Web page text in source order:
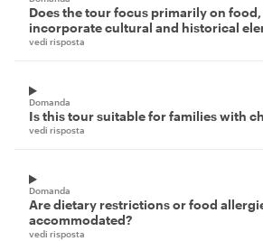
Does the tour focus primarily on
incorporate cultural and historical
vedi risposta
Domanda
Is this tour suitable for families with
vedi risposta
Domanda
Are dietary restrictions or food
accommodated?
vedi risposta